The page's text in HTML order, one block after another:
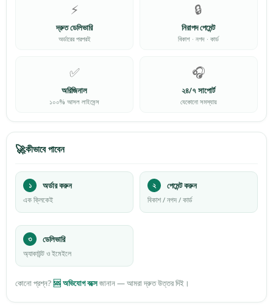
⚡
দ্রুত ডেলিভারি
অর্ডারের পরপরই
🔒
নিরাপদ পেমেন্ট
বিকাশ · নগদ · কার্ড
✅
অরিজিনাল
১০০% আসল লাইসেন্স
🎧
২৪/৭ সাপোর্ট
যেকোনো সমস্যায়
🚀কীভাবে পাবেন
১ অর্ডার করুন
এক ক্লিকেই
২ পেমেন্ট করুন
বিকাশ / নগদ / কার্ড
৩ ডেলিভারি
অ্যাকাউন্ট ও ইমেইলে
কোনো প্রশ্ন?🆘 অভিযোগ বক্সেজানান — আমরা দ্রুত উত্তর দিই।